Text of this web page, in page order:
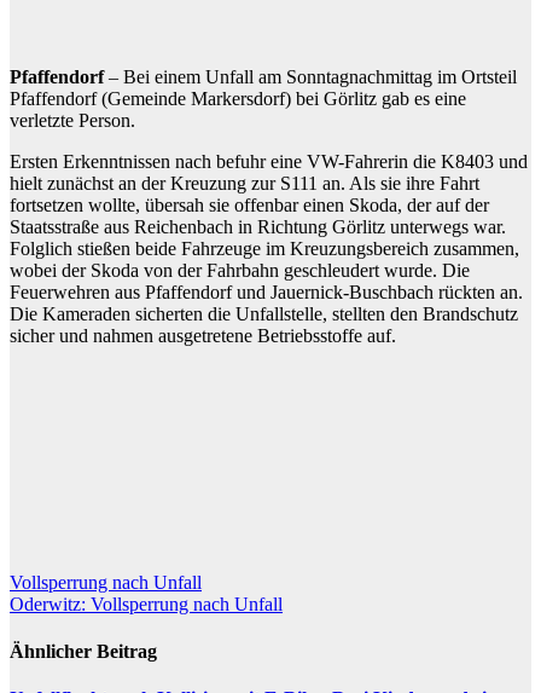
Pfaffendorf– Bei einem Unfall am Sonntagnachmittag im Ortsteil
Pfaffendorf (Gemeinde Markersdorf) bei Görlitz gab es eine
verletzte Person.
Ersten Erkenntnissen nach befuhr eine VW-Fahrerin die K8403 und
hielt zunächst an der Kreuzung zur S111 an. Als sie ihre Fahrt
fortsetzen wollte, übersah sie offenbar einen Skoda, der auf der
Staatsstraße aus Reichenbach in Richtung Görlitz unterwegs war.
Folglich stießen beide Fahrzeuge im Kreuzungsbereich zusammen,
wobei der Skoda von der Fahrbahn geschleudert wurde. Die
Feuerwehren aus Pfaffendorf und Jauernick-Buschbach rückten an.
Die Kameraden sicherten die Unfallstelle, stellten den Brandschutz
sicher und nahmen ausgetretene Betriebsstoffe auf.
Beitragsnavigation
Vollsperrung nach Unfall
Oderwitz: Vollsperrung nach Unfall
Ähnlicher Beitrag